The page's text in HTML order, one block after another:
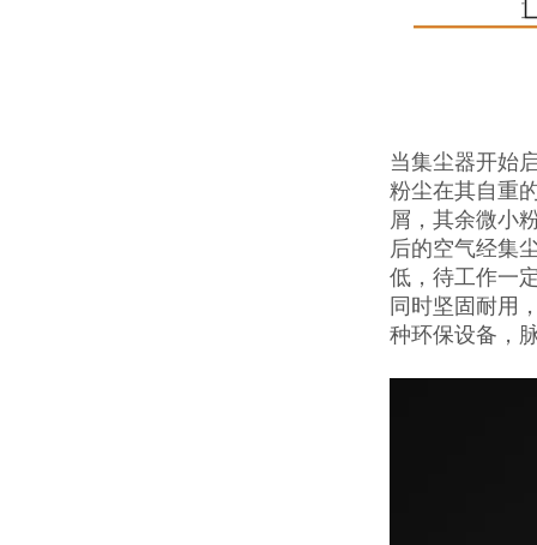
当集尘器开始
粉尘在其自重
屑，其余微小
后的空气经集
低，待工作一
同时坚固耐用
种环保设备，